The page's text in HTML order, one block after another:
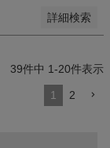
詳細検索
39件中 1-20件表示
1 2